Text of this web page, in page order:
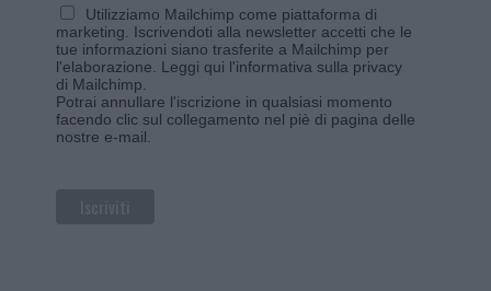
Utilizziamo Mailchimp come piattaforma di
marketing. Iscrivendoti alla newsletter accetti che le
tue informazioni siano trasferite a Mailchimp per
l'elaborazione. Leggi qui l'informativa sulla privacy
di Mailchimp
Potrai annullare l'iscrizione in qualsiasi momento
facendo clic sul collegamento nel piè di pagina delle
nostre e-mail.